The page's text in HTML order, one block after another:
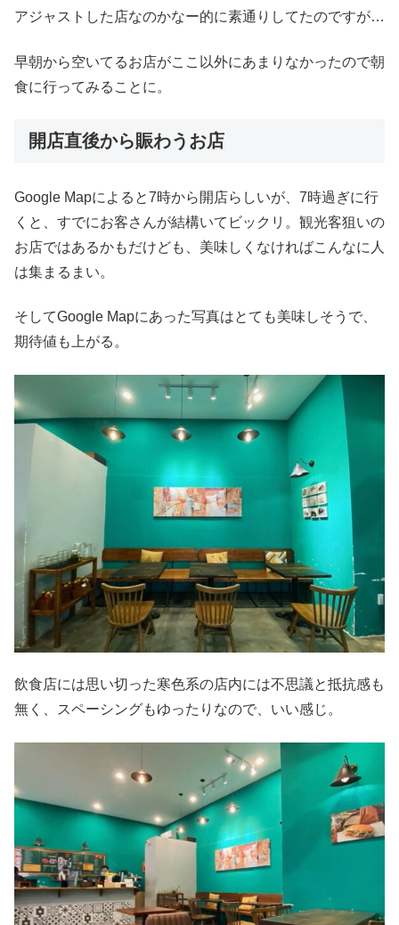
アジャストした店なのかなー的に素通りしてたのですが…
早朝から空いてるお店がここ以外にあまりなかったので朝
食に行ってみることに。
開店直後から賑わうお店
Google Mapによると7時から開店らしいが、7時過ぎに行
くと、すでにお客さんが結構いてビックリ。観光客狙いの
お店ではあるかもだけども、美味しくなければこんなに人
は集まるまい。
そしてGoogle Mapにあった写真はとても美味しそうで、
期待値も上がる。
飲食店には思い切った寒色系の店内には不思議と抵抗感も
無く、スペーシングもゆったりなので、いい感じ。